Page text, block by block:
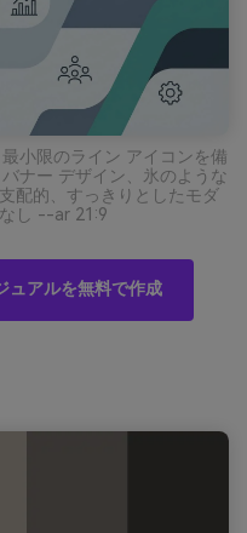
小限のライン アイコンを備
ナー デザイン、氷のような
配的、すっきりとしたモダ
し --ar 21:9
ュアルを無料で作成